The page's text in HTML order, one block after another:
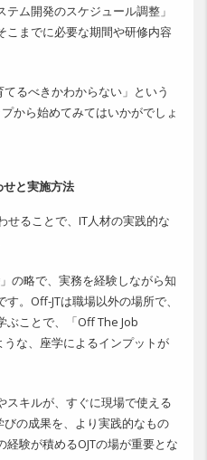
ム開発のスケジュール調整」
こまでに必要な期間や研修内容
てるべきかわからない」という
から始めてみてはいかがでしょ
と実施方法
せることで、IT人材の実践的な
の略で、実務を経験しながら知
。Off-JTは職場以外の場所で、
ぶことで、「Off The Job
な、座学によるインプットが
スキルが、すぐに現場で使える
びの成果を、より実践的なもの
験が積めるOJTの場が重要とな